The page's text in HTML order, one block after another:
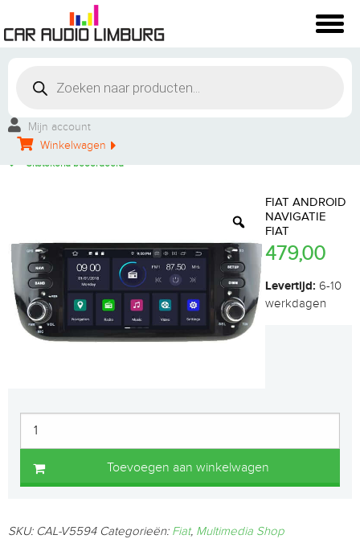
Mijn account
Winkelwagen
Persoonlijke service
Groot aanbod
Uitstekend beoordeeld
FIAT ANDROID
NAVIGATIE
FIAT
479,00
Levertijd: 6-10
werkdagen
Toevoegen aan winkelwagen
SKU: CAL-V5594 Categorieën: Fiat, Multimedia Shop